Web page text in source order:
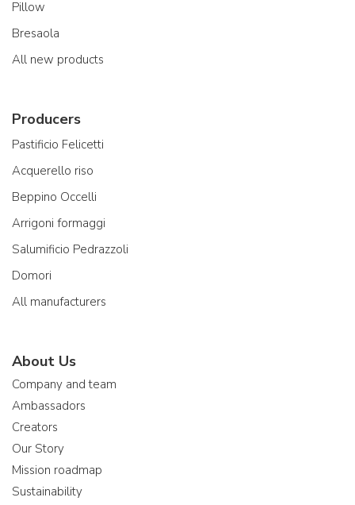
Pillow
Bresaola
All new products
Producers
Pastificio Felicetti
Acquerello riso
Beppino Occelli
Arrigoni formaggi
Salumificio Pedrazzoli
Domori
All manufacturers
About Us
Company and team
Ambassadors
Creators
Our Story
Mission roadmap
Sustainability